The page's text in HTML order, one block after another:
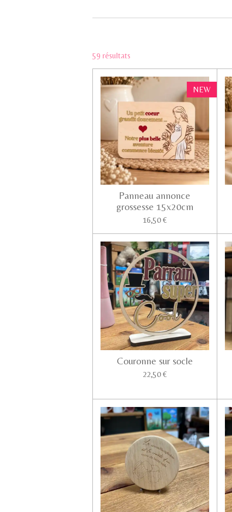
59 résultats
NEW
Panneau annonce
grossesse 15x20cm
16,50 €
Couronne sur socle
22,50 €